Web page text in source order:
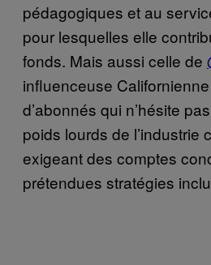
pédagogiques et au
pour lesquelles elle
fonds. Mais aussi celle de
influenceuse
d’abonnés qui n’hésite
poids lourds de l’industrie
exigeant des comptes
prétendues stratégies